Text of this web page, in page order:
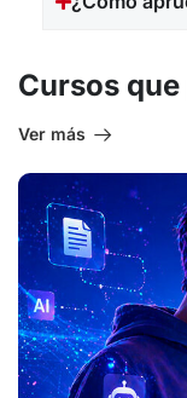
Cursos
Ver más